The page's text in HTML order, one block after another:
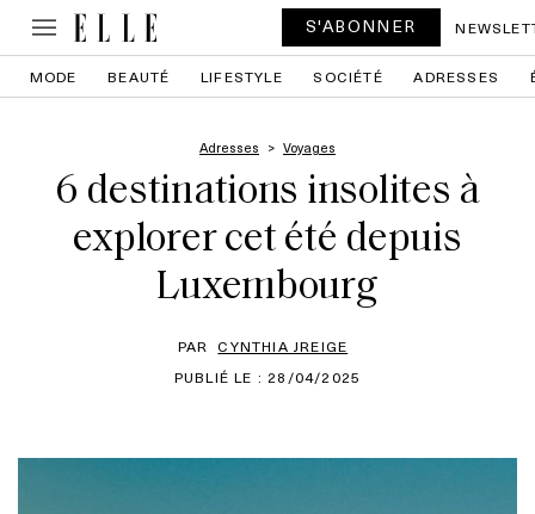
S'ABONNER
MODE BEAUTÉ LIFESTYLE SOCIÉTÉ ADRESSES
Adresses Voyages
6 destinations insolites à
explorer cet été depuis
Luxembourg
PAR CYNTHIA JREIGE
PUBLIÉ LE : 28/04/2025